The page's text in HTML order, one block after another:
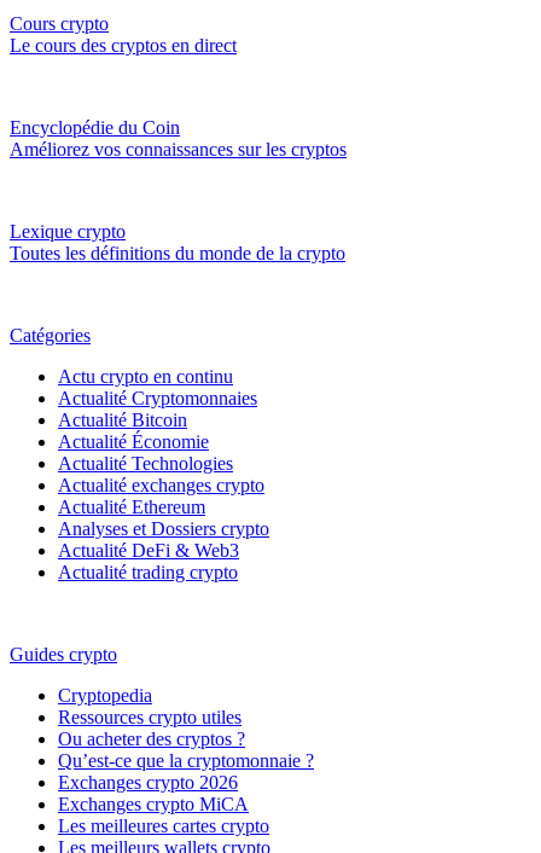
Cours crypto
Le cours des cryptos en direct
Encyclopédie du Coin
Améliorez vos connaissances sur les cryptos
Lexique crypto
Toutes les définitions du monde de la crypto
Catégories
Actu crypto en continu
Actualité Cryptomonnaies
Actualité Bitcoin
Actualité Économie
Actualité Technologies
Actualité exchanges crypto
Actualité Ethereum
Analyses et Dossiers crypto
Actualité DeFi & Web3
Actualité trading crypto
Guides crypto
Cryptopedia
Ressources crypto utiles
Ou acheter des cryptos ?
Qu’est-ce que la cryptomonnaie ?
Exchanges crypto 2026
Exchanges crypto MiCA
Les meilleures cartes crypto
Les meilleurs wallets crypto